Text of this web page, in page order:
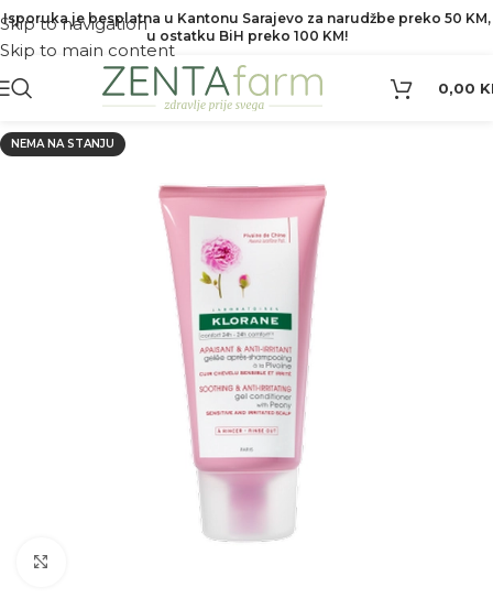
Skip to navigation
Skip to main content
Isporuka je besplatna u Kantonu Sarajevo za narudžbe preko 50 KM,
u ostatku BiH preko 100 KM!
0,00
NEMA NA STANJU